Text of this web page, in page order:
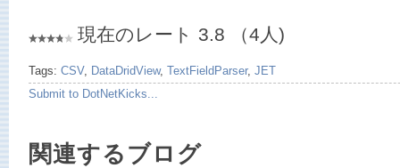
現在のレート 3.8 （4人)
Tags: CSV, DataDridView, TextFieldParser, JET
Submit to DotNetKicks...
関連するブログ